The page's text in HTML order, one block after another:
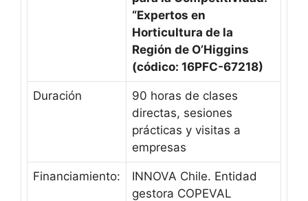
“Expertos en
Horticultura de la
Región de O’Higgins
(códico: 16PFC-67218)
Duración
90 horas de clases
directas, sesiones
prácticas y visitas a
empresas
Financiamiento:
INNOVA Chile. Entidad
gestora COPEVAL